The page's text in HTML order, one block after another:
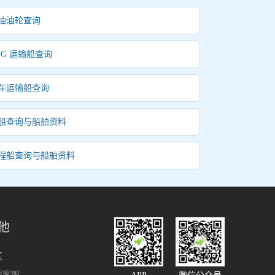
油轮查询
运输船查询
运输船查询
查询与船舶资料
船查询与船舶资料